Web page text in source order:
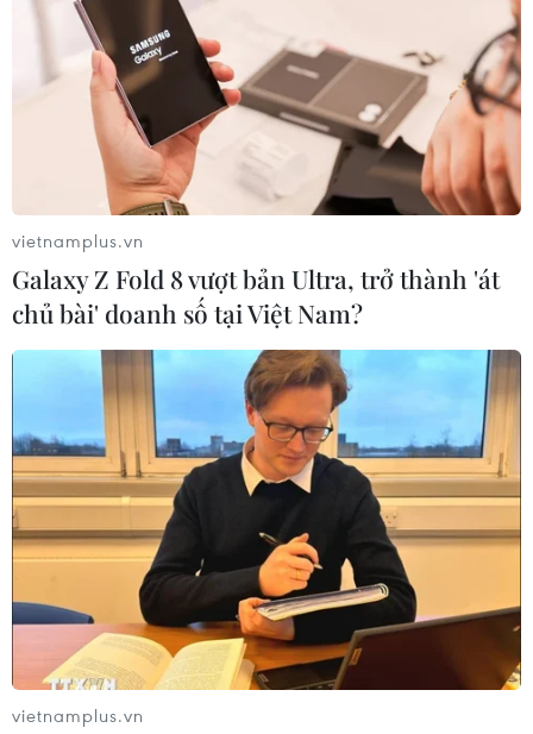
Thủy điện Sơn La và Lai Châu đặt mục
tiêu sản xuất 12 tỷ kWh điện
15/01/2021 13:47
Theo báo cáo của Công ty Thủy điện Sơn La, trong năm
2020, tổng sản lượng điện của 2 nhà máy là 11,56 tỷ
kWh, đạt 103,12% so với kế hoạch Tập đoàn Điện lực
Việt Nam (EVN) giao.
vietnamplus.vn
Galaxy Z Fold 8 vượt bản Ultra, trở thành 'át
chủ bài' doanh số tại Việt Nam?
vietnamplus.vn